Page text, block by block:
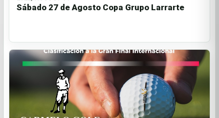
Sábado 27 de Agosto Copa Grupo Larrarte